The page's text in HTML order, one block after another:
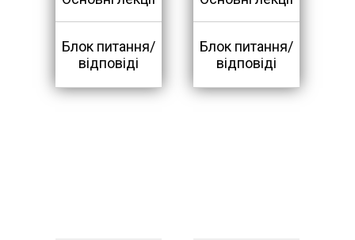
Блок питання/
відповіді
Блок питання/
відповіді